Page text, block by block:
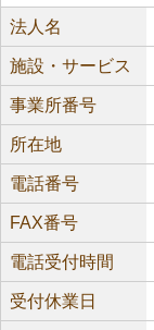
法人名
施設・サービス
事業所番号
所在地
電話番号
FAX番号
電話受付時間
受付休業日